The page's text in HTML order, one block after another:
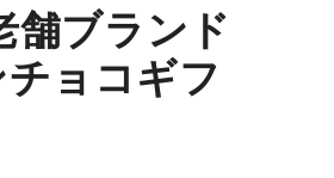
舗ブランド
ョコギフ